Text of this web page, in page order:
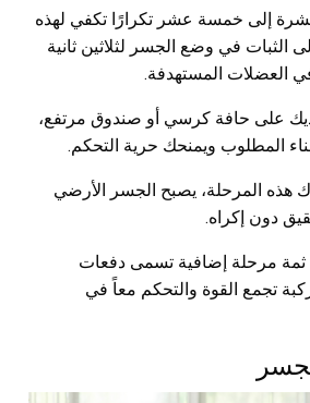
إلى خمسة عشر تكرارًا تكفي لهذه
الثبات في وضع الجسر لثلاثين ثانية
في العضلات المستهدفة.
يديك على حافة كرسي أو صندوق مرتفع،
المطلوب ويمنحك حرية التحكم.
المرحلة، يصبح الجسر الأرضي
دون إكراه.
ثمة مرحلة إضافية تسمى دفعات
تجمع القوة والتحكم معاً في